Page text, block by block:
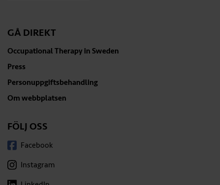
GÅ DIREKT
Occupational Therapy in Sweden
Press
Personuppgiftsbehandling
Om webbplatsen
FÖLJ OSS
Facebook
Instagram